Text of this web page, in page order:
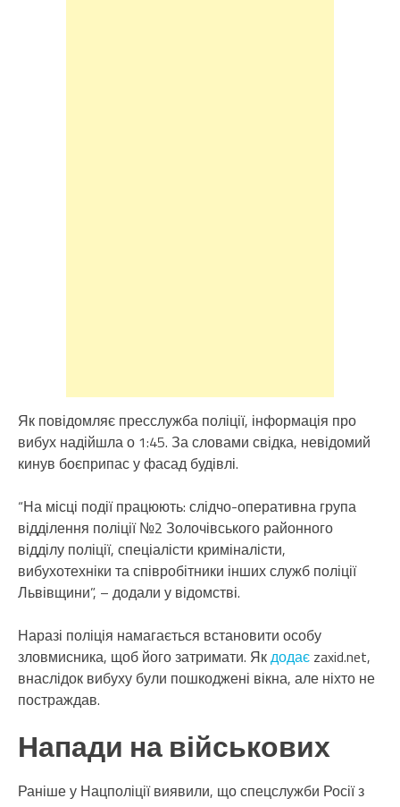
Як повідомляє пресслужба поліції, інформація про
вибух надійшла о 1:45. За словами свідка, невідомий
кинув боєприпас у фасад будівлі.
“На місці події працюють: слідчо-оперативна група
відділення поліції №2 Золочівського районного
відділу поліції, спеціалісти криміналісти,
вибухотехніки та співробітники інших служб поліції
Львівщини”, – додали у відомстві.
Наразі поліція намагається встановити особу
зловмисника, щоб його затримати. Якдодає zaxid.net,
внаслідок вибуху були пошкоджені вікна, але ніхто не
постраждав.
Напади на військових
Раніше у Нацполіції виявили, що спецслужби Росії з